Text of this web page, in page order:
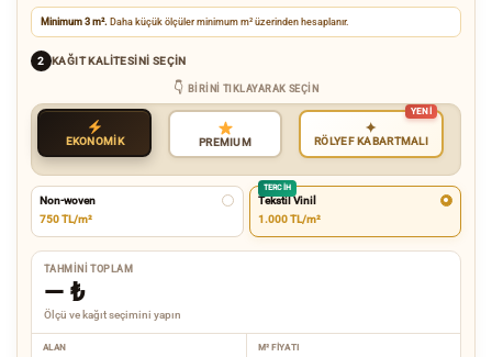
Minimum 3 m². Daha küçük ölçüler minimum m² üzerinden hesaplanır.
2 KAĞIT KALITESINI SEÇIN
BIRINI TIKLAYARAK SEÇIN
EKONOMİK PREMIUM
✦
RÖLYEF KABARTMALI
Non-woven
750 TL/m²
TERCIH
Tekstil Vinil
1.000 TL/m²
TAHMINI TOPLAM
— ₺
Ölçü ve kağıt seçimini yapın
ALAN M² FIYATI